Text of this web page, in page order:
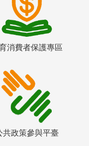
消費者保護專區
共政策參與平臺